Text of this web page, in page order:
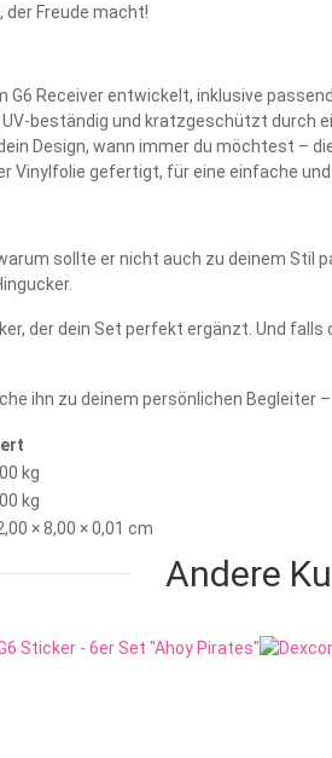
der Freude macht!
G6 Receiver entwickelt, inklusive
beständig und kratzgeschützt durch
Design, wann immer du möchtest –
Vinylfolie gefertigt, für eine einfache
sollte er nicht auch zu deinem
der dein Set perfekt ergänzt. Und
ihn zu deinem persönlichen Begleiter
kg
kg
× 8,00 × 0,01 cm
Andere